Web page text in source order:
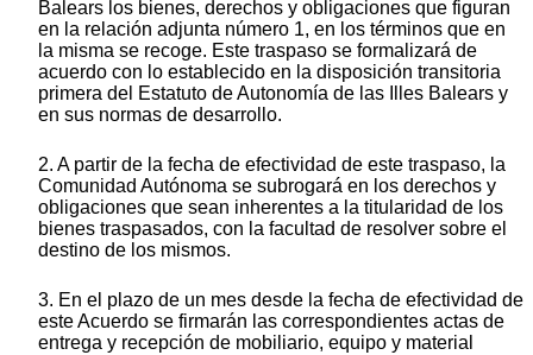
Balears los bienes, derechos y obligaciones que figuran
en la relación adjunta número 1, en los términos que en
la misma se recoge. Este traspaso se formalizará de
acuerdo con lo establecido en la disposición transitoria
primera del Estatuto de Autonomía de las Illes Balears y
en sus normas de desarrollo.
2. A partir de la fecha de efectividad de este traspaso, la
Comunidad Autónoma se subrogará en los derechos y
obligaciones que sean inherentes a la titularidad de los
bienes traspasados, con la facultad de resolver sobre el
destino de los mismos.
3. En el plazo de un mes desde la fecha de efectividad de
este Acuerdo se firmarán las correspondientes actas de
entrega y recepción de mobiliario, equipo y material